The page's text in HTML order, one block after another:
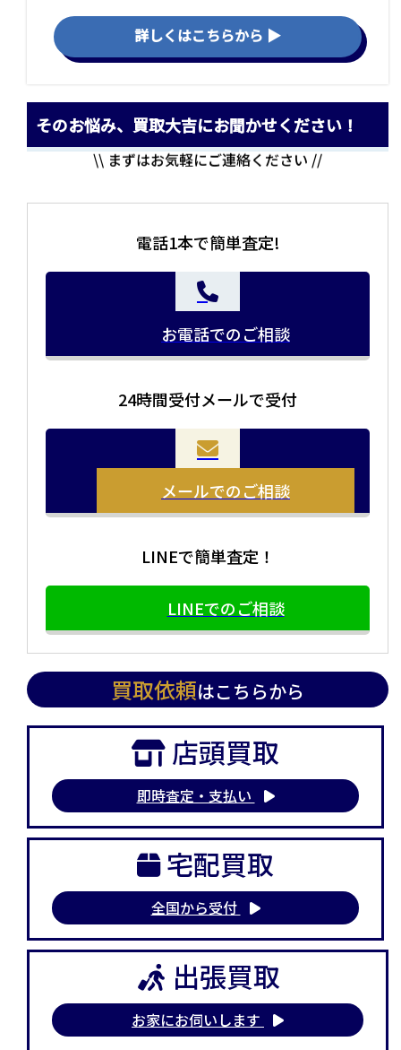
詳しくはこちらから ▶
お品物をつめて送るだけで査定が可能です。時間が無い
方や、荷物が多い方へオススメです。
当店の査定員がご自宅に伺いその場で査定を致します。
まとめて売りたい！価値がわからなく売れるかわからな
そのお悩み、買取大吉にお聞かせください！
\\ まずはお気軽にご連絡ください //
電話1本で簡単査定!
お電話でのご相談
24時間受付メールで受付
メールでのご相談
LINEで簡単査定！
LINEでのご相談
買取依頼はこちらから
店頭買取
即時査定・支払い
宅配買取
全国から受付
出張買取
お家にお伺いします